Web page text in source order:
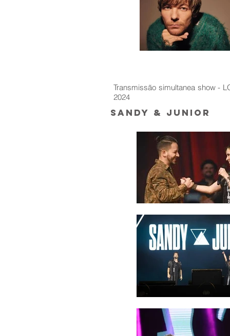
Transmissão simultanea show -
2024
Sandy & Junior